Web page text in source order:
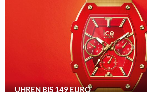
UHREN BIS 149 EURO